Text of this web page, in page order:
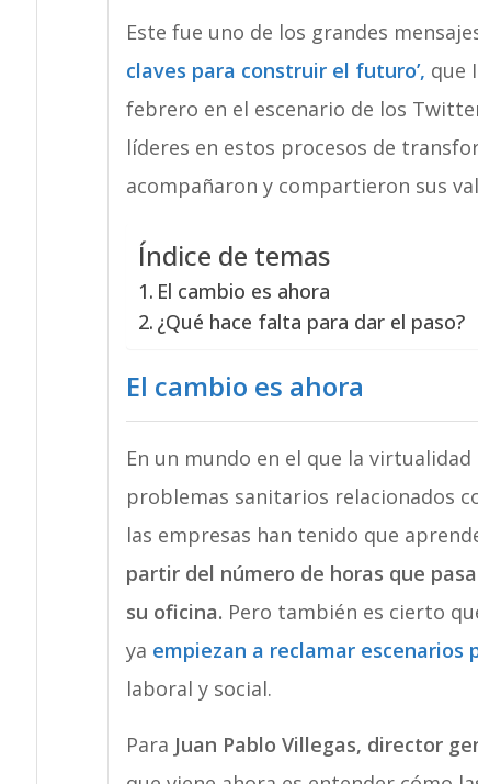
Este fue uno de los grandes
claves para construir el futuro’, que
febrero en el escenario de los
líderes en estos procesos de
acompañaron y compartieron sus
Índice de temas
El cambio es ahora
¿Qué hace falta para dar el paso?
El cambio es ahora
En un mundo en el que la
problemas sanitarios relacionados
las empresas han tenido que
partir del número de horas que
su oficina. Pero también es cierto
ya empiezan a reclamar escenarios
laboral y social.
Para Juan Pablo Villegas, director